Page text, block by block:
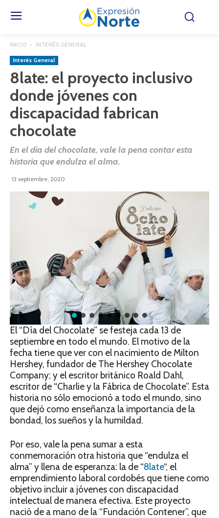
INICIO INTERÉS GENERAL
Interés General
8late: el proyecto inclusivo
donde jóvenes con
discapacidad fabrican
chocolate
En el día del chocolate, vale la pena contar esta
historia que endulza el alma.
13 septiembre, 2020
El “Día del Chocolate” se festeja cada 13 de
septiembre en todo el mundo. El motivo de la
fecha tiene que ver con el nacimiento de Milton
Hershey, fundador de The Hershey Chocolate
Company; y el escritor británico Roald Dahl,
escritor de “Charlie y la Fábrica de Chocolate”. Esta
historia no sólo emocionó a todo el mundo, sino
que dejó como enseñanza la importancia de la
bondad, los sueños y la humildad.
Por eso, vale la pena sumar a esta
conmemoración otra historia que “endulza el
alma” y llena de esperanza: la de “8late“, el
emprendimiento laboral cordobés que tiene como
objetivo incluir a jóvenes con discapacidad
intelectual de manera efectiva. Este proyecto
nació de a mano de la “Fundación Contener”, que